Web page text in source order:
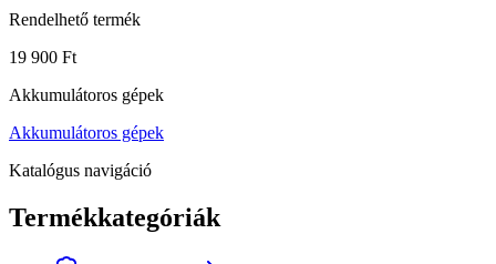
Rendelhető termék
19 900 Ft
Akkumulátoros gépek
Akkumulátoros gépek
Katalógus navigáció
Termékkategóriák